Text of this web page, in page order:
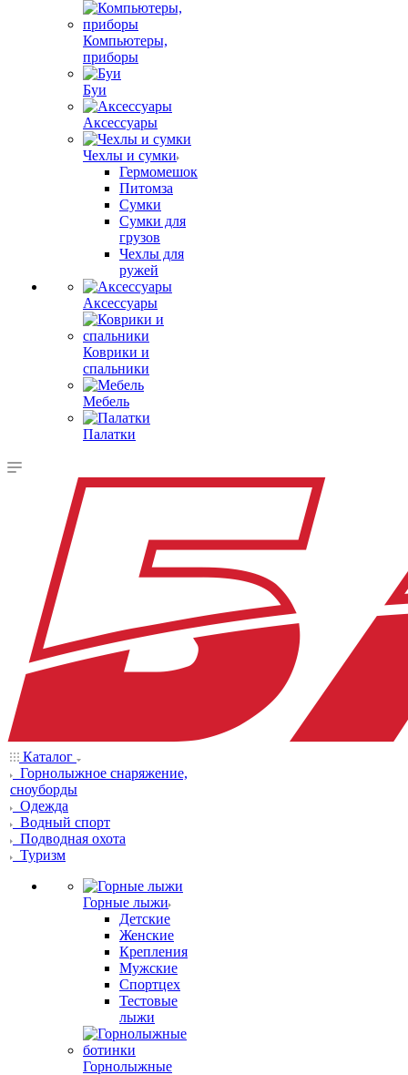
Компьютеры,
приборы
Буи
Аксессуары
Чехлы и сумки
Гермомешок
Питомза
Сумки
Сумки для
грузов
Чехлы для
ружей
Аксессуары
Коврики и
спальники
Мебель
Палатки
Каталог
Горнолыжное снаряжение,
сноуборды
Одежда
Водный спорт
Подводная охота
Туризм
Горные лыжи
Детские
Женские
Крепления
Мужские
Спортцех
Тестовые
лыжи
Горнолыжные